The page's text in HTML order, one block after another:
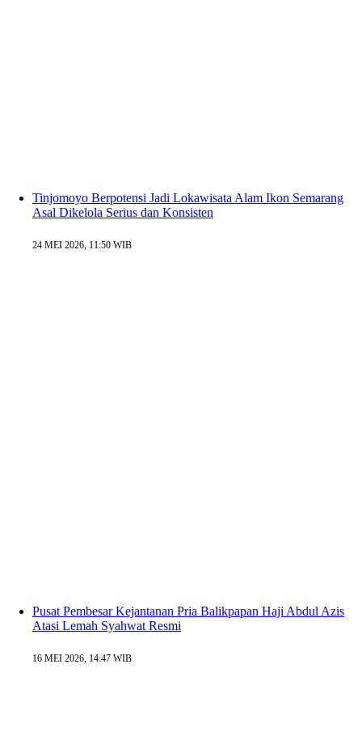
Tinjomoyo Berpotensi Jadi Lokawisata Alam Ikon Semarang
Asal Dikelola Serius dan Konsisten
24 MEI 2026, 11:50 WIB
Pusat Pembesar Kejantanan Pria Balikpapan Haji Abdul Azis
Atasi Lemah Syahwat Resmi
16 MEI 2026, 14:47 WIB